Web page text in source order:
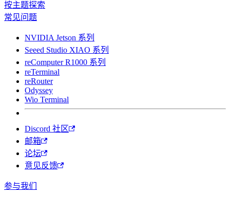
按主题探索
常见问题
NVIDIA Jetson 系列
Seeed Studio XIAO 系列
reComputer R1000 系列
reTerminal
reRouter
Odyssey
Wio Terminal
Discord 社区
邮箱
论坛
意见反馈
参与我们